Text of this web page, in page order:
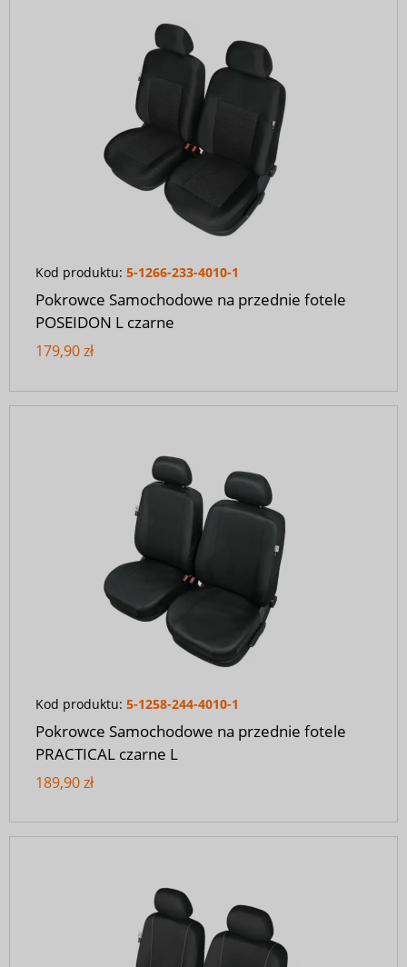
Kod produktu: 5-1266-233-4010-1
Pokrowce Samochodowe na przednie fotele
POSEIDON L czarne
179,90 zł
Kod produktu: 5-1258-244-4010-1
Pokrowce Samochodowe na przednie fotele
PRACTICAL czarne L
189,90 zł